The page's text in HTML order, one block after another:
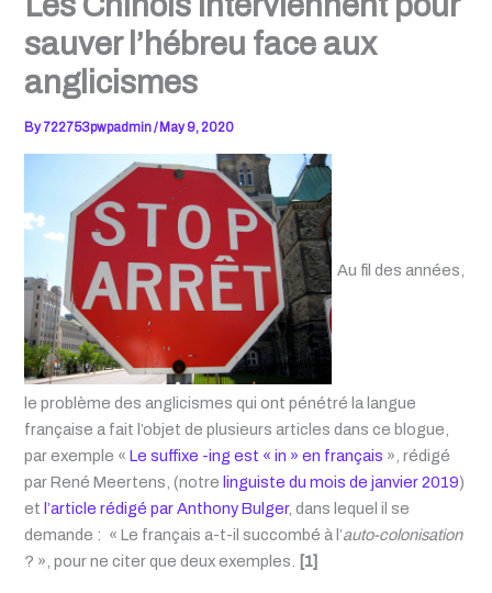
sauver l’hébreu face aux
anglicismes
By 722753pwpadmin/ May 9, 2020
Au fil des années,
le problème des anglicismes qui ont pénétré la langue
française a fait l’objet de plusieurs articles dans ce blogue,
par exemple «Le suffixe -ing est « in » en français », rédigé
par René Meertens, (notre linguiste du mois de janvier 2019)
et l’article rédigé par Anthony Bulger, dans lequel il se
demande : « Le français a-t-il succombé à l’auto-colonisation
? », pour ne citer que deux exemples.
[1]